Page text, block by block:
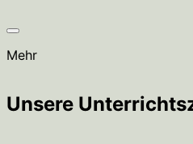
Mehr
Unsere